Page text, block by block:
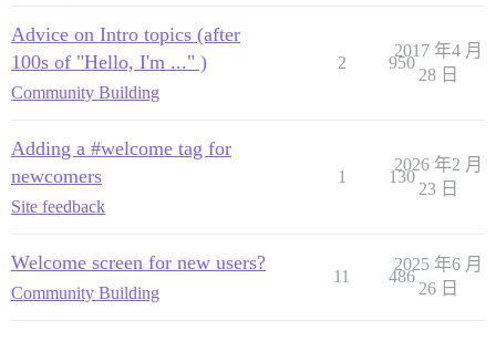
Advice on Intro topics (after
100s of "Hello, I'm ..." )
Community Building
2 950
2017 年4 月
28 日
Adding a #welcome tag for
newcomers
Site feedback
1 130
2026 年2 月
23 日
Welcome screen for new users?
Community Building
11 486
2025 年6 月
26 日